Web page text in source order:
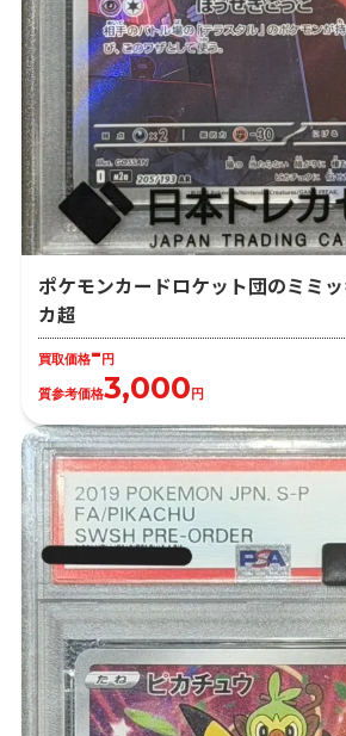
ポケモンカードロケット団のミミ
カ超
買取価格- 円
質参考価格3,000 円